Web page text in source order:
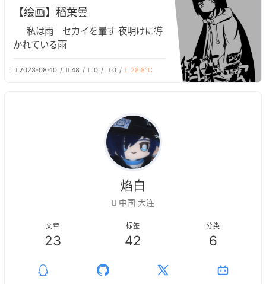
【绘画】稻葉曇
私は雨 セカイを暈す 夜明けに導
かれている雨
2023-08-10 48 0 0 28.8℃
焰白
中国 大连
文章
23
标签
42
分类
6